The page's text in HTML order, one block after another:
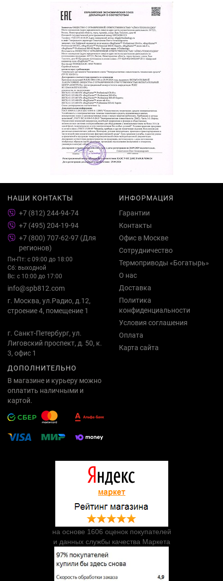
НАШИ КОНТАКТЫ
+7 (812) 244-94-74
+7 (495) 204-19-94
+7 (800) 707-62-97 (Для
регионов)
Пн-Пт: с 09:00 до 18:00
Сб: выходной
Вс: с 10:00 до 17:00
info@spb812.com
г. Москва, ул.Радио, д.12,
строение 4, помещение 1
г. Санкт-Петербург, ул.
Лиговский проспект, д. 50, к.
3, офис 1
ИНФОРМАЦИЯ
Гарантии
Контакты
Офис в Москве
Сотрудничество
Термоприводы «Богатырь»
О нас
Доставка
Политика
конфиденциальности
Условия соглашения
Оплата
Карта сайта
ДОПОЛНИТЕЛЬНО
В магазине и курьеру можно
оплатить наличными и
картой.
на основе 1606 оценок покупателей
и данных службы качества Маркета